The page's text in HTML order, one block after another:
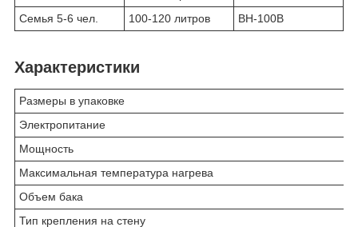
Семья 5-6 чел.
100-120 литров ВН-100В
Характеристики
Размеры в упаковке
Электропитание
Мощность
Максимальная температура нагрева
Объем бака
Тип крепления на стену